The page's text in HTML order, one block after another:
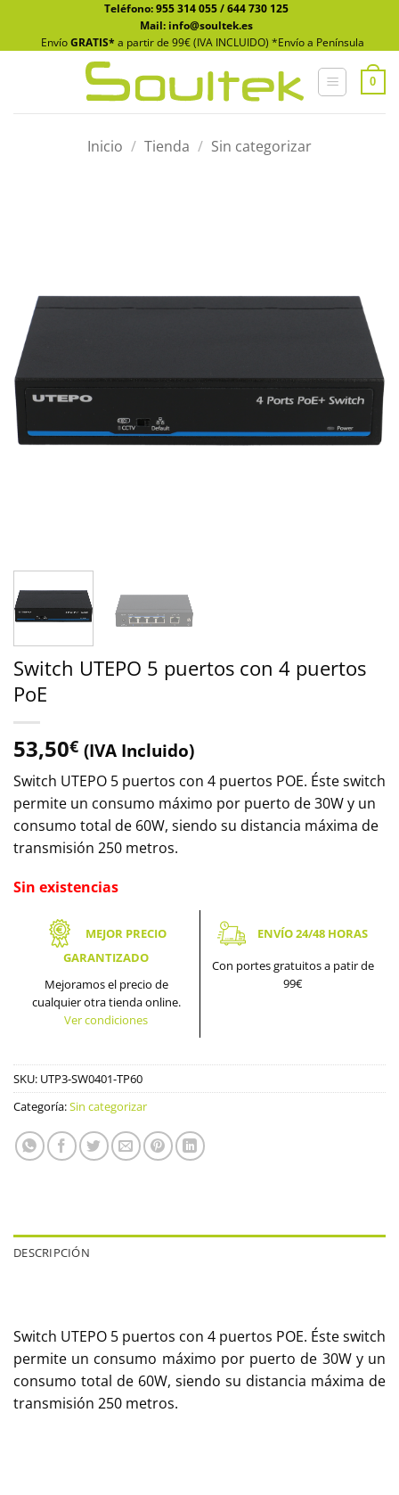
contenido
Teléfono:955 314 055/644 730 125
Mail: info@soultek.es
EnvíoGRATIS* a partir de 99€ (IVA INCLUIDO) *Envío a Península
0
Inicio / Tienda / Sin categorizar
Switch UTEPO 5 puertos con 4 puertos
PoE
53,50€ (IVA Incluido)
Switch UTEPO 5 puertos con 4 puertos POE. Éste switch
permite un consumo máximo por puerto de 30W y un
consumo total de 60W, siendo su distancia máxima de
transmisión 250 metros.
Sin existencias
MEJOR PRECIO
GARANTIZADO
Mejoramos el precio de
cualquier otra tienda online.
Ver condiciones
ENVÍO 24/48 HORAS
Con portes gratuitos a patir de
99€
SKU: UTP3-SW0401-TP60
Categoría:Sin categorizar
DESCRIPCIÓN
Switch UTEPO 5 puertos con 4 puertos POE. Éste switch
permite un consumo máximo por puerto de 30W y un
consumo total de 60W, siendo su distancia máxima de
transmisión 250 metros.